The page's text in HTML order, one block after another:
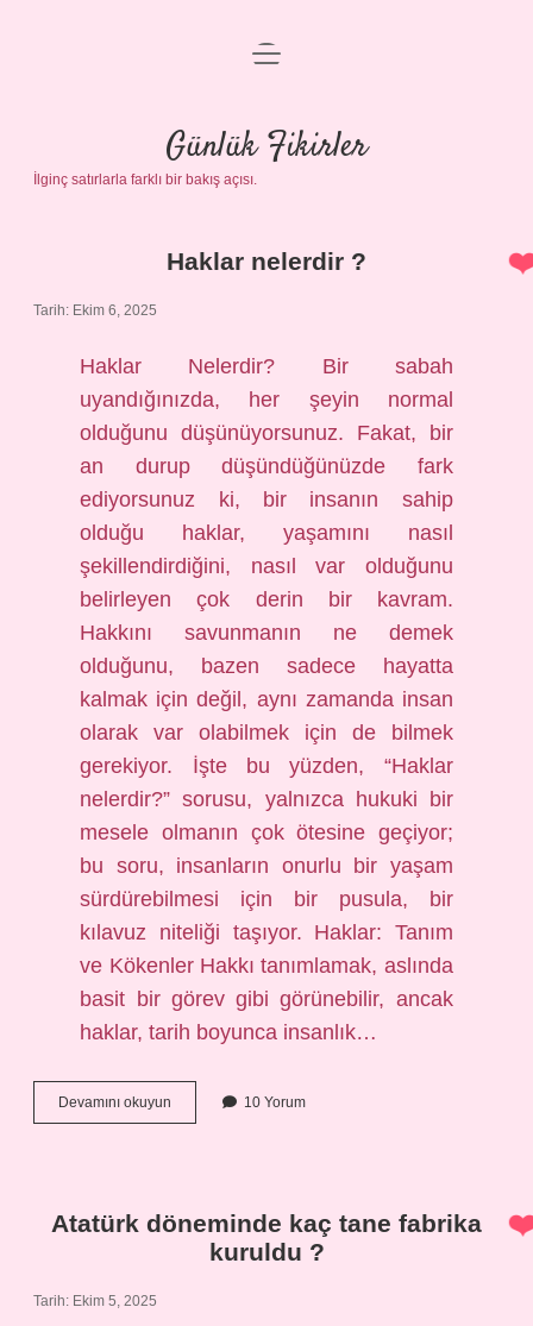
Anasayfa
Gizlilik Politikası
Yasal Uyarı
menüyü
Günlük Fikirler
İlginç satırlarla farklı bir bakış açısı.
Fikirler
Yazılar
Haklar nelerdir ?
Tarih: Ekim 6, 2025
Haklar Nelerdir? Bir sabah
uyandığınızda, her şeyin normal
olduğunu düşünüyorsunuz. Fakat, bir
an durup düşündüğünüzde fark
ediyorsunuz ki, bir insanın sahip
olduğu haklar, yaşamını nasıl
şekillendirdiğini, nasıl var olduğunu
belirleyen çok derin bir kavram.
Hakkını savunmanın ne demek
olduğunu, bazen sadece hayatta
kalmak için değil, aynı zamanda insan
olarak var olabilmek için de bilmek
gerekiyor. İşte bu yüzden, “Haklar
nelerdir?” sorusu, yalnızca hukuki bir
mesele olmanın çok ötesine geçiyor;
bu soru, insanların onurlu bir yaşam
sürdürebilmesi için bir pusula, bir
kılavuz niteliği taşıyor. Haklar: Tanım
ve Kökenler Hakkı tanımlamak, aslında
basit bir görev gibi görünebilir, ancak
haklar, tarih boyunca insanlık…
Devamını okuyun
nelerdir
10 Yorum
Atatürk döneminde kaç tane fabrika
kuruldu ?
Tarih: Ekim 5, 2025